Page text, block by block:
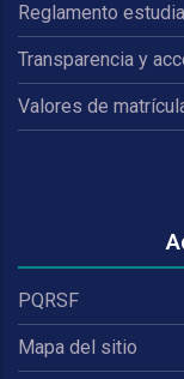
Reglamento
Transparencia y
Valores de
PQRSF
Mapa del sitio